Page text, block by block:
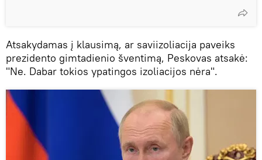
Atsakydamas į klausimą, ar saviizoliacija paveiks
prezidento gimtadienio šventimą, Peskovas atsakė:
"Ne. Dabar tokios ypatingos izoliacijos nėra".